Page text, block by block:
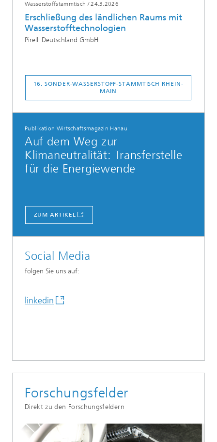
Wasserstoffstammtisch /24.3.2026
Erschließung des ländlichen Raums mit
Wasserstofftechnologien
Pirelli Deutschland GmbH
16. SONDER-WASSERSTOFF-STAMMTISCH RHEIN-
MAIN
Publikation Wirtschaftsmagazin Hanau
Auf dem Weg zur
Klimaneutralität: Transferstelle
für die Energiewende
ZUM ARTIKEL
Social Media
folgen Sie uns auf:
linkedin
Forschungsfelder
Direkt zu den Forschungsfeldern